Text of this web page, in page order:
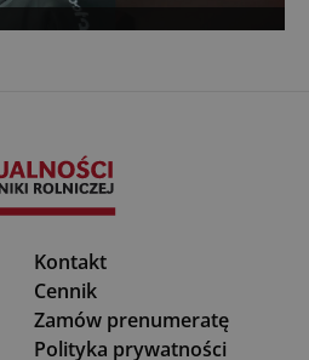
Kontakt
Cennik
Zamów prenumeratę
Polityka prywatności